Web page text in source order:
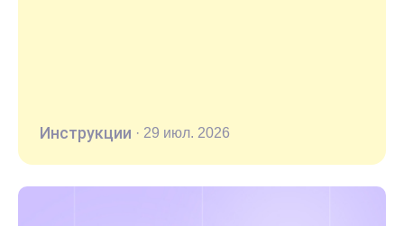
Инструкции · 29 июл. 2026